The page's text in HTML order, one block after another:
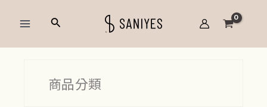
搜
商品分類